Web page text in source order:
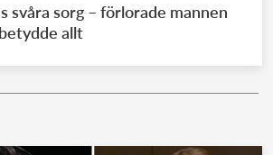
UTLÄNDSKT
KUNGAHUS
Brittiska kungahuset
svåra sorg – förlorade mannen
allt